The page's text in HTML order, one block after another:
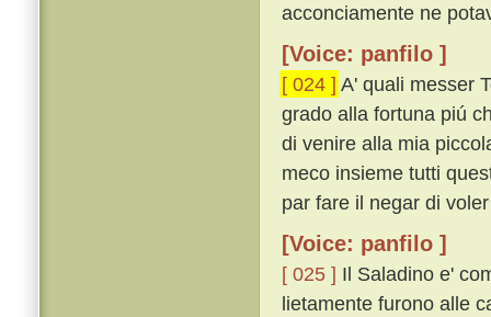
acconciamente ne
[Voice: panfilo ]
[ 024 ] A' quali messer
grado alla fortuna piú
di venire alla mia
meco insieme tutti
par fare il negar di
[Voice: panfilo ]
[ 025 ] Il Saladino e'
lietamente furono alle